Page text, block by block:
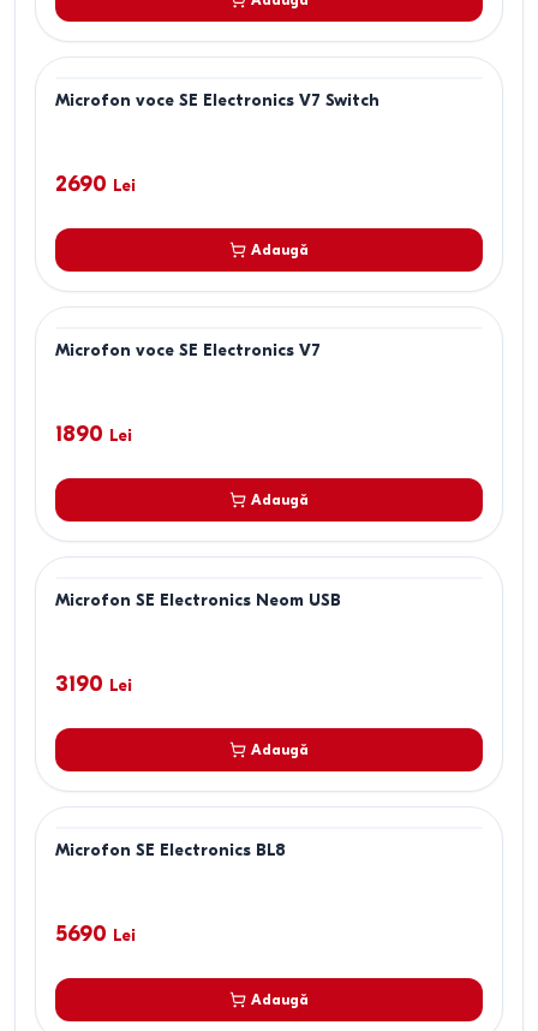
Microfon voce SE Electronics V7 Switch
2690 Lei
Adaugă
Microfon voce SE Electronics V7
1890 Lei
Adaugă
Microfon SE Electronics Neom USB
3190 Lei
Adaugă
Microfon SE Electronics BL8
5690 Lei
Adaugă